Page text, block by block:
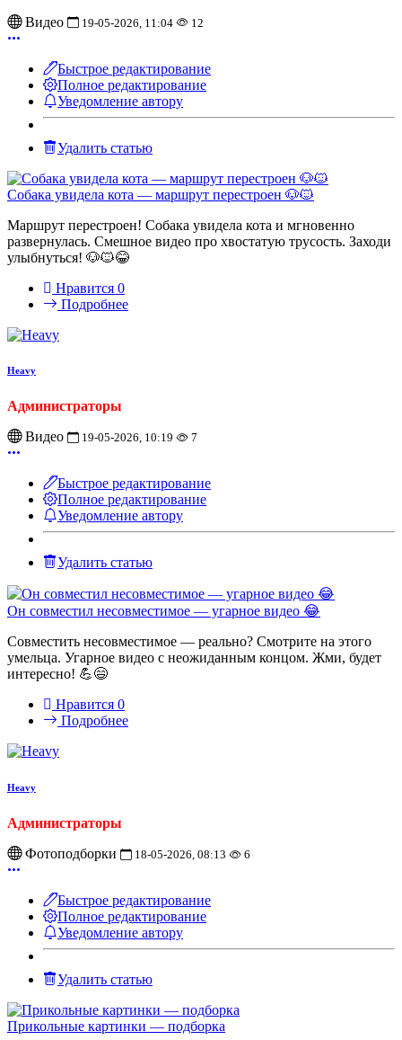
Видео
19-05-2026, 11:04 12
Быстрое редактирование
Полное редактирование
Уведомление автору
Удалить статью
Собака увидела кота — маршрут перестроен 🐶🐱
Маршрут перестроен! Собака увидела кота и мгновенно
развернулась. Смешное видео про хвостатую трусость. Заходи
улыбнуться! 🐶🐱😂
Нравится 0
Подробнее
Heavy
Администраторы
Видео
19-05-2026, 10:19 7
Быстрое редактирование
Полное редактирование
Уведомление автору
Удалить статью
Он совместил несовместимое — угарное видео 😂
Совместить несовместимое — реально? Смотрите на этого
умельца. Угарное видео с неожиданным концом. Жми, будет
интересно! 💪😄
Нравится 0
Подробнее
Heavy
Администраторы
Фотоподборки
18-05-2026, 08:13 6
Быстрое редактирование
Полное редактирование
Уведомление автору
Удалить статью
Прикольные картинки — подборка